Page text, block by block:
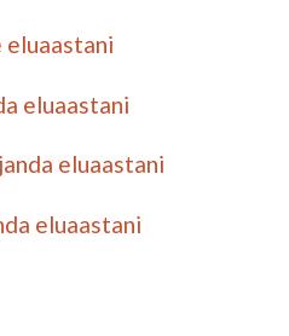
eluaastani
eluaastani
eluaastani
eluaastani